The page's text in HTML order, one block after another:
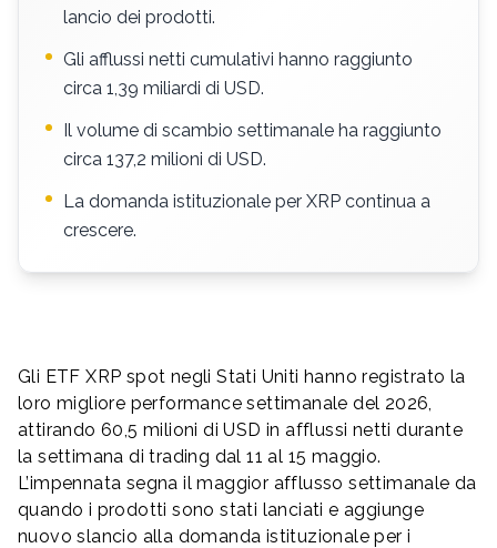
lancio dei prodotti.
Gli afflussi netti cumulativi hanno raggiunto
circa 1,39 miliardi di USD.
Il volume di scambio settimanale ha raggiunto
circa 137,2 milioni di USD.
La domanda istituzionale per XRP continua a
crescere.
Gli ETF XRP spot negli Stati Uniti hanno registrato la
loro migliore performance settimanale del 2026,
attirando 60,5 milioni di USD in afflussi netti durante
la settimana di trading dal 11 al 15 maggio.
L’impennata segna il maggior afflusso settimanale da
quando i prodotti sono stati lanciati e aggiunge
nuovo slancio alla domanda istituzionale per i